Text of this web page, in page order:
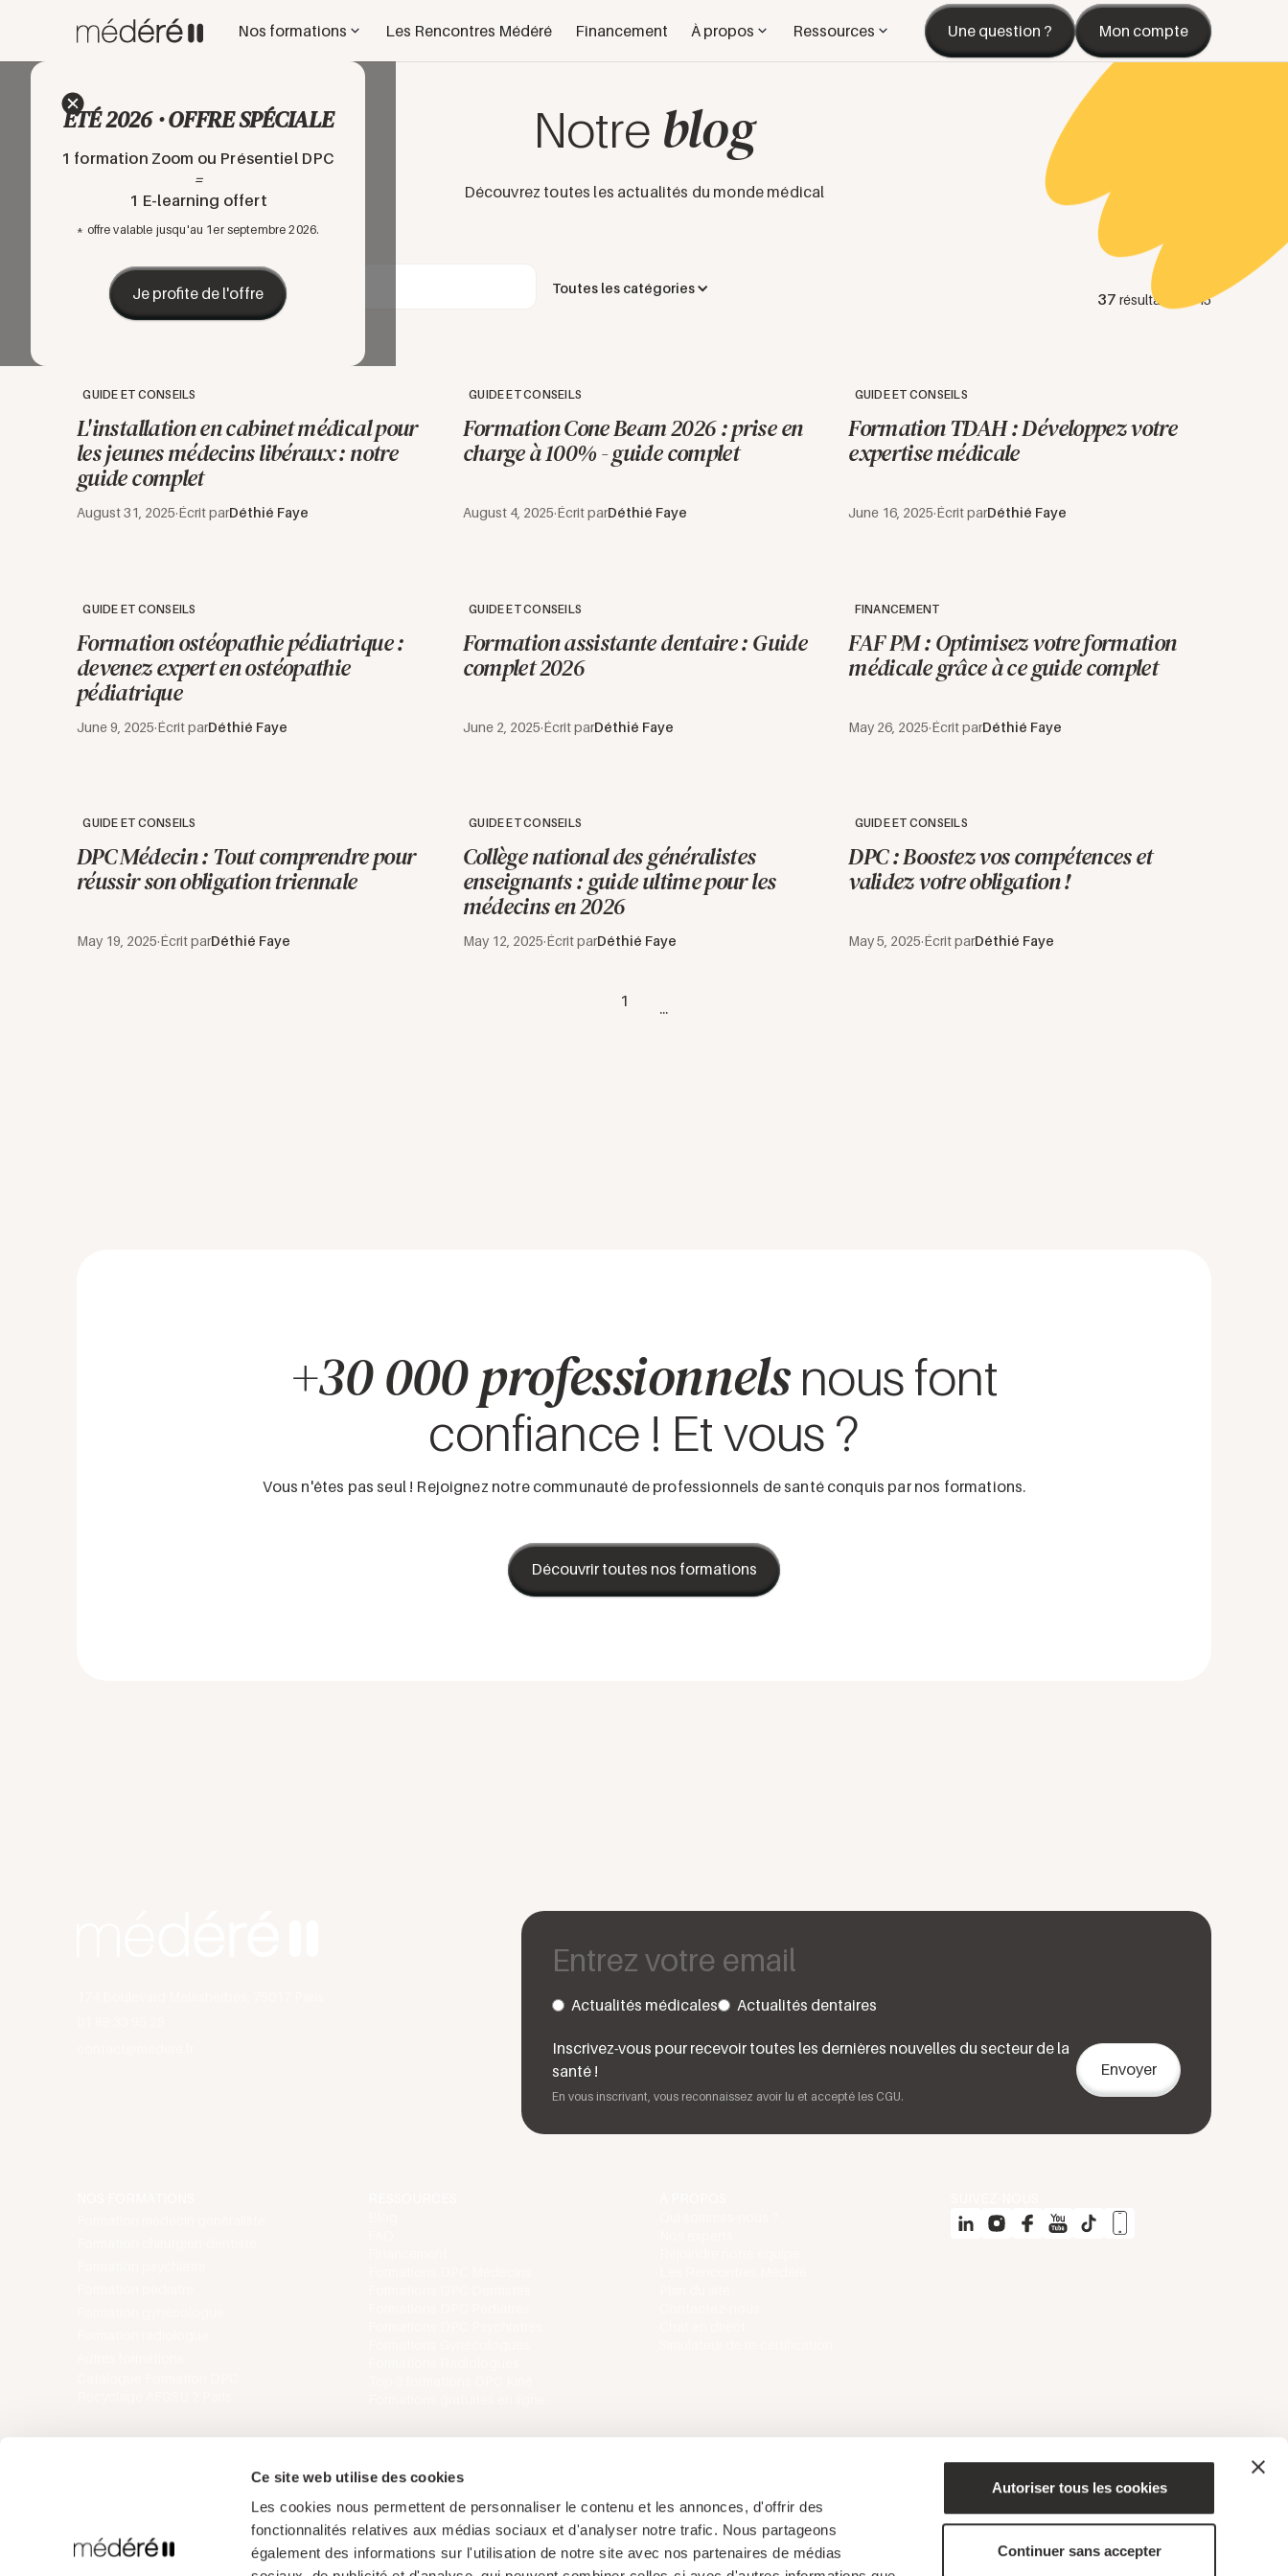
Ce site web utilise des cookies
Les cookies nous permettent de personnaliser le contenu et les annonces, d'offrir des
fonctionnalités relatives aux médias sociaux et d'analyser notre trafic. Nous partageons
également des informations sur l'utilisation de notre site avec nos partenaires de médias
Autoriser tous les cookies
Continuer sans accepter
Nos formations Les Rencontres Médéré Financement À propos Ressources Une question ? Mon compte
ÉTÉ 2026 · OFFRE SPÉCIALE
1 formation Zoom ou Présentiel DPC
=
1 E-learning offert
* offre valable jusqu'au 1er septembre 2026.
Je profite de l'offre
Notre blog
Découvrez toutes les actualités du monde médical
Toutes les catégories
37 résultats sur 45
GUIDE ET CONSEILS
L'installation en cabinet médical pour
les jeunes médecins libéraux : notre
guide complet
August 31, 2025·Écrit parDéthié Faye
GUIDE ET CONSEILS
Formation Cone Beam 2026 : prise en
charge à 100% - guide complet
August 4, 2025·Écrit parDéthié Faye
GUIDE ET CONSEILS
Formation TDAH : Développez votre
expertise médicale
June 16, 2025·Écrit parDéthié Faye
GUIDE ET CONSEILS
Formation ostéopathie pédiatrique :
devenez expert en ostéopathie
pédiatrique
June 9, 2025·Écrit parDéthié Faye
GUIDE ET CONSEILS
Formation assistante dentaire : Guide
complet 2026
June 2, 2025·Écrit parDéthié Faye
FINANCEMENT
FAF PM : Optimisez votre formation
médicale grâce à ce guide complet
May 26, 2025·Écrit parDéthié Faye
GUIDE ET CONSEILS
DPC Médecin : Tout comprendre pour
réussir son obligation triennale
May 19, 2025·Écrit parDéthié Faye
GUIDE ET CONSEILS
Collège national des généralistes
enseignants : guide ultime pour les
médecins en 2026
May 12, 2025·Écrit parDéthié Faye
GUIDE ET CONSEILS
DPC : Boostez vos compétences et
validez votre obligation !
May 5, 2025·Écrit parDéthié Faye
1 ...
+30 000 professionnelsnous font
confiance ! Et vous ?
Vous n'êtes pas seul ! Rejoignez notre communauté de professionnels de santé conquis par nos formations.
Découvrir toutes nos formations
Actualités médicales Actualités dentaires
Inscrivez-vous pour recevoir toutes les dernières nouvelles du secteur de la
santé !
En vous inscrivant, vous reconnaissez avoir lu et accepté les CGU.